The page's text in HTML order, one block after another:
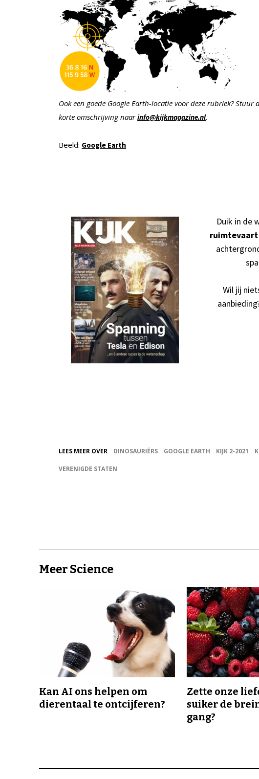
Ook een goede Google Earth-locatie voor deze rubriek?
korte omschrijving naarinfo@kijkmagazine.nl.
Beeld: Google Earth
Duik in de
ruimtevaart
Wil jij
LEES MEER OVER DINOSAURIËRS GOOGLE EARTH KIJK 2-2021
VERENIGDE STATEN
Meer Science
Kan AI ons helpen om
dierentaal te ontcijferen?
Zette onze
suiker de
gang?